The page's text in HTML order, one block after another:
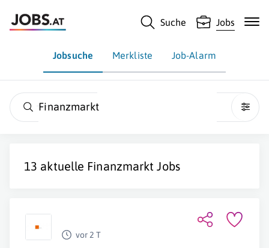
Suche Jobs
Jobsuche Merkliste Job-Alarm
Finanzmarkt
13 aktuelle Finanzmarkt Jobs
vor 2 T